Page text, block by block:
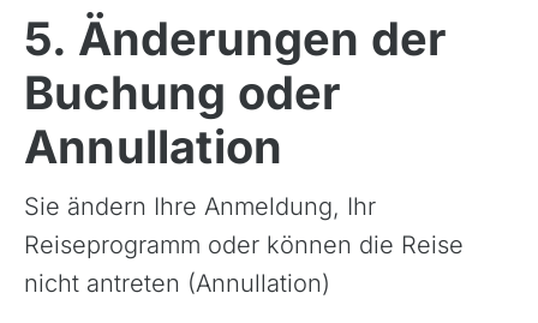
5. Änderungen der
Buchung oder
Annullation
Sie ändern Ihre Anmeldung, Ihr
Reiseprogramm oder können die Reise
nicht antreten (Annullation)